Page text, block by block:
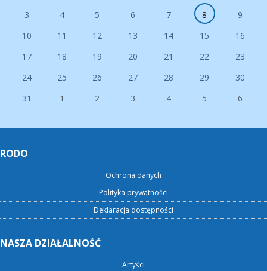
3
4 5 6 7 8
9
10
11 12 13 14 15
16
17
18 19 20 21 22
23
24
25 26 27 28 29
30
31
1 2 3 4 5 6
RODO
Ochrona danych
Polityka prywatności
Deklaracja dostępności
NASZA DZIAŁALNOŚĆ
Artyści